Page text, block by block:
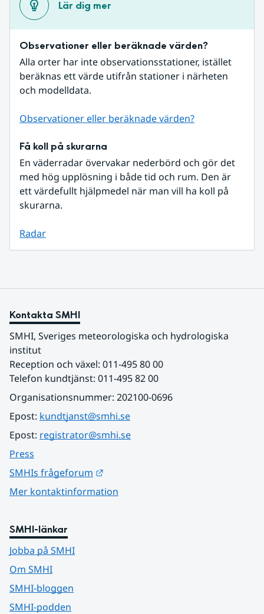
Lär dig mer
Observationer eller beräknade värden?
Alla orter har inte observationsstationer, istället
beräknas ett värde utifrån stationer i närheten
och modelldata.
Observationer eller beräknade värden?
Få koll på skurarna
En väderradar övervakar nederbörd och gör det
med hög upplösning i både tid och rum. Den är
ett värdefullt hjälpmedel när man vill ha koll på
skurarna.
Radar
Kontakta SMHI
SMHI, Sveriges meteorologiska och hydrologiska
institut
Reception och växel: 011-495 80 00
Telefon kundtjänst: 011-495 82 00
Organisationsnummer: 202100-0696
Epost: kundtjanst@smhi.se
Epost: registrator@smhi.se
Press
SMHIs frågeforum
Mer kontaktinformation
SMHI-länkar
Jobba på SMHI
Om SMHI
SMHI-bloggen
SMHI-podden